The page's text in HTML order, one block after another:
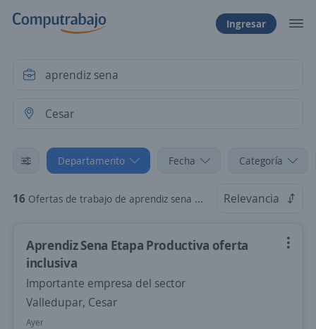
Ingresar
Departamento Fecha Categoría
16 Ofertas de trabajo de aprendiz sena en Cesar Relevancia
Aprendiz Sena Etapa Productiva oferta
inclusiva
Importante empresa del sector
Valledupar, Cesar
Ayer